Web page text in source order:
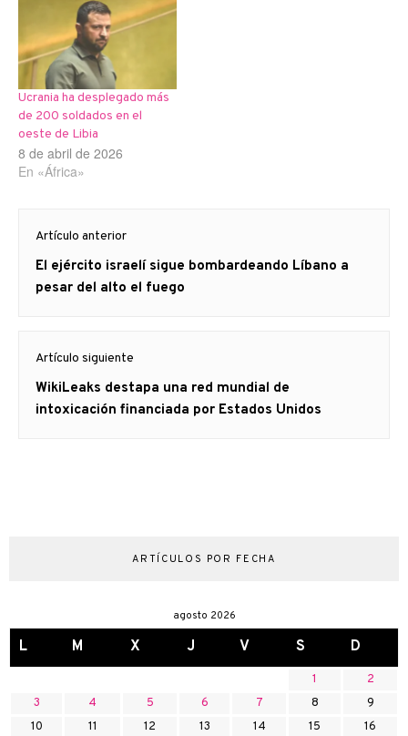
Ucrania ha desplegado más
de 200 soldados en el
oeste de Libia
8 de abril de 2026
En «África»
de
entradas
Artículo anterior
Artículo
anterior
El ejército israelí sigue bombardeando Líbano a
pesar del alto el fuego
Artículo siguiente
Artículo
siguiente:
WikiLeaks destapa una red mundial de
intoxicación financiada por Estados Unidos
ARTÍCULOS POR FECHA
agosto 2026
L M X J V S D
1
2
3
4 5 6 7 8
9
10
11 12 13 14 15
16